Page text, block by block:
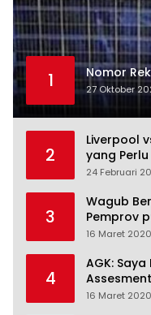
1 Nomor
27 Oktober
2
Liverpool
yang
24 Februari
3
Wagub
Pemprov
16 Maret 2020
4
AGK:
Assesment
16 Maret 2020